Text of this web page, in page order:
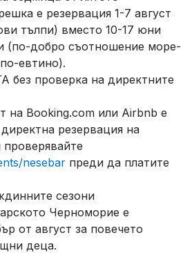
е резервация 1-7 август
тълпи) вместо 10-17 юни
(по-добро съотношение море-
евтино).
без проверка на директните
на Booking.com или Airbnb е
резервация на
проверявайте
nesebar преди да платите
сезони
Черноморие е
от август за повечето
деца.